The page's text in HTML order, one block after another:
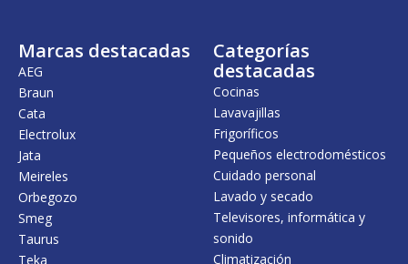
Marcas destacadas
AEG
Braun
Cata
Electrolux
Jata
Meireles
Orbegozo
Smeg
Taurus
Teka
Categorías
destacadas
Cocinas
Lavavajillas
Frigoríficos
Pequeños electrodomésticos
Cuidado personal
Lavado y secado
Televisores, informática y
sonido
Climatización